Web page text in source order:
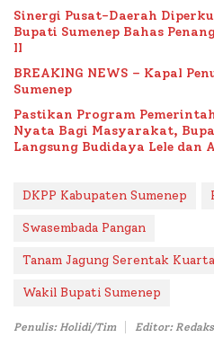
Sinergi Pusat-Daerah
Bupati Sumenep Bahas
II
BREAKING NEWS – Kapal
Sumenep
Pastikan Program
Nyata Bagi Masyarakat,
Langsung Budidaya Lele dan
DKPP Kabupaten Sumenep
Swasembada Pangan
Tanam Jagung Serentak
Wakil Bupati Sumenep
Penulis: Holidi/Tim Editor: